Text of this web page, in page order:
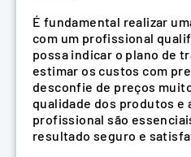
É fundamental realizar
com um profissional
possa indicar o plano de
estimar os custos com
desconfie de preços
qualidade dos produtos e
profissional são
resultado seguro e